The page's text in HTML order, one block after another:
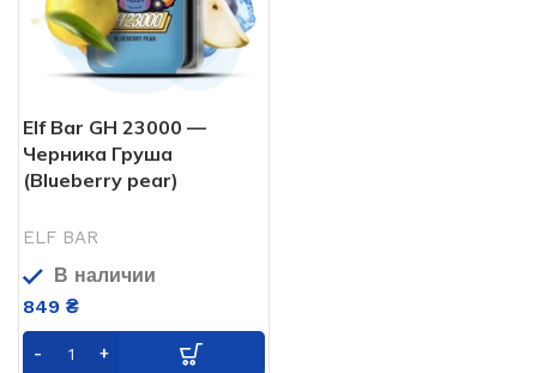
Elf Bar GH 23000 —
Черника Груша
(Blueberry pear)
ELF BAR
В наличии
849 ₴